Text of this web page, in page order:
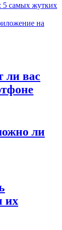
5 самых жутких
на
ли вас
ли
их